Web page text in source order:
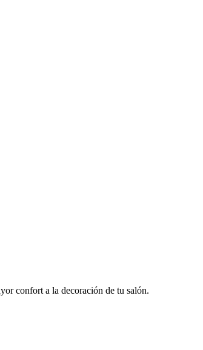
confort a la decoración de tu salón.